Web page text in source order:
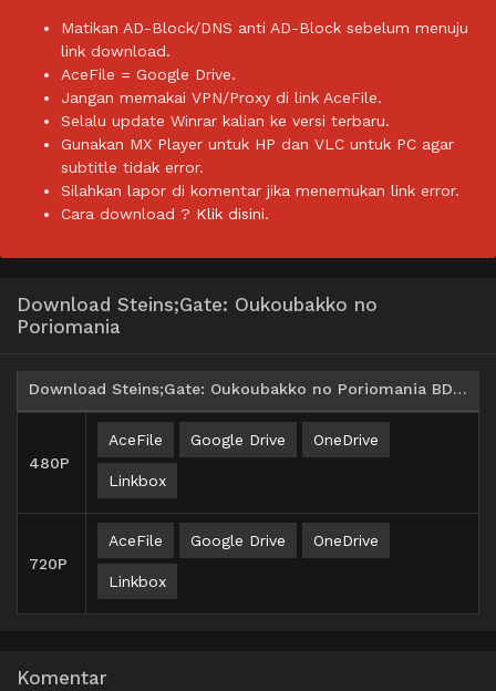
Matikan AD-Block/DNS anti AD-Block sebelum menuju
link download.
AceFile = Google Drive.
Jangan memakai VPN/Proxy di link AceFile.
Selalu update Winrar kalian ke versi terbaru.
Gunakan MX Player untuk HP dan VLC untuk PC agar
subtitle tidak error.
Silahkan lapor di komentar jika menemukan link error.
Cara download ? Klik disini.
Download Steins;Gate: Oukoubakko no
Poriomania
Download Steins;Gate: Oukoubakko no Poriomania BD Subtitle Indonesia
480P
AceFile Google Drive OneDrive
Linkbox
720P
AceFile Google Drive OneDrive
Linkbox
Komentar